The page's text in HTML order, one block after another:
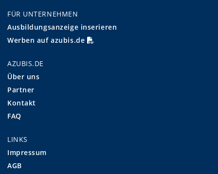
FÜR UNTERNEHMEN
Ausbildungsanzeige inserieren
Werben auf azubis.de
AZUBIS.DE
Über uns
Partner
Kontakt
FAQ
LINKS
Impressum
AGB